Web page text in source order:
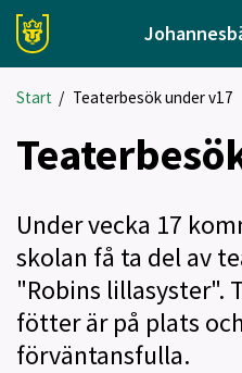
Start / Teaterbesök under v17
Under vecka 17
skolan få ta del av
"Robins lillasyster".
fötter är på plats
förväntansfulla.